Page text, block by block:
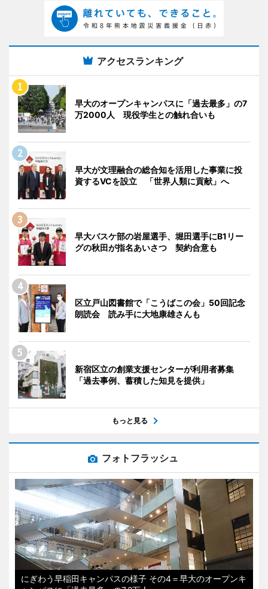
アクセスランキング
早大のオープンキャンパスに「過去最多」の7
万2000人 現役学生との触れ合いも
早大が文理融合の総合知を活用した事業に投
資するVCを設立 「世界人類に貢献」へ
早大バスケ部の岩屋選手、堀田選手にB1リー
グの秋田が指名あいさつ 契約合意も
区立戸山図書館で「こうばこの会」50回記念
朗読会 読み手に大地康雄さんも
新宿区立の創業支援センターが利用者募集
「過去事例、蓄積した知見を提供」
もっと見る
フォトフラッシュ
にぎわう早稲田キャンパスの様子 その4＝早大のオープンキ